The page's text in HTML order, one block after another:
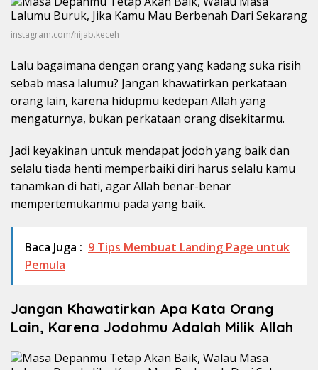
instagram.com/hijab.keceh
Lalu bagaimana dengan orang yang kadang suka risih
sebab masa lalumu? Jangan khawatirkan perkataan
orang lain, karena hidupmu kedepan Allah yang
mengaturnya, bukan perkataan orang disekitarmu.
Jadi keyakinan untuk mendapat jodoh yang baik dan
selalu tiada henti memperbaiki diri harus selalu kamu
tanamkan di hati, agar Allah benar-benar
mempertemukanmu pada yang baik.
Baca Juga : 9 Tips Membuat Landing Page untuk
Pemula
Jangan Khawatirkan Apa Kata Orang
Lain, Karena Jodohmu Adalah Milik Allah